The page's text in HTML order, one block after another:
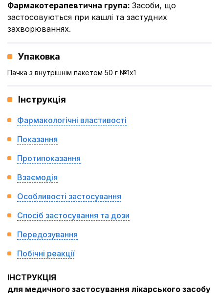
Фармакотерапевтична група: Засоби, що
застосовуються при кашлі та застудних
захворюваннях.
Упаковка
Пачка з внутрішнім пакетом 50 г №1x1
Інструкція
Фармакологічні властивості
Показання
Протипоказання
Взаємодія
Особливості застосування
Спосіб застосування та дози
Передозування
Побічні реакції
ІНСТРУКЦІЯ
для медичного застосування лікарського засобу